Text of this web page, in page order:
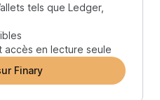
tels que Ledger,
accès en lecture seule
Finary